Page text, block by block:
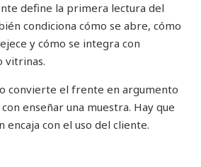
define la primera lectura del
condiciona cómo se abre, cómo
y cómo se integra con
vitrinas.
convierte el frente en argumento
enseñar una muestra. Hay que
encaja con el uso del cliente.